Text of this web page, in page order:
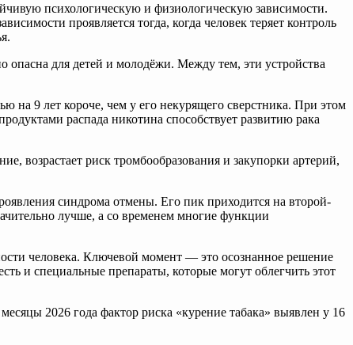
психологическую и физиологическую зависимости.
проявляется тогда, когда человек теряет контроль
опасна для детей и молодёжи. Между тем, эти устройства
на 9 лет короче, чем у его некурящего сверстника. При этом
распада никотина способствует развитию рака
возрастает риск тромбообразования и закупорки артерий,
синдрома отмены. Его пик приходится на второй-
лучше, а со временем многие функции
человека. Ключевой момент — это осознанное решение
и специальные препараты, которые могут облегчить этот
2026 года фактор риска «курение табака» выявлен у 16